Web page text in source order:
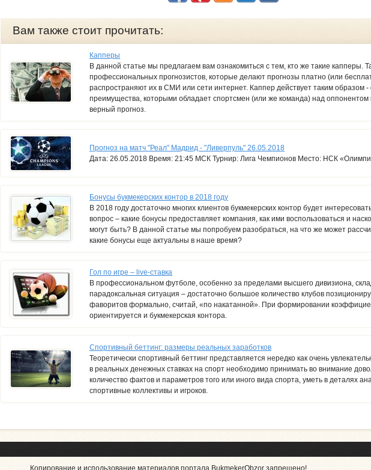
Вам также стоит прочитать:
Капперы
В данной статье мы предлагаем вам ознакомиться с тем, кто же такие капперы.
профессиональных прогнозистов, которые делают прогнозы платно (или
распространяют их в СМИ или сети интернет. Каппер действует таким образом -
преимущества, которыми обладает спортсмен (или же команда) над оппонентом
верный прогноз.
Прогноз на матч "Реал" Мадрид - "Ливерпуль" 26.05.2018
Дата: 26.05.2018 Время: 21:45 МСК Турнир: Лига Чемпионов Место: НСК
Бонусы букмекерских контор в 2018 году
В 2018 году достаточно многих клиентов букмекерских контор будет
вопрос – какие бонусы предоставляет компания, как ими воспользоваться и
могут быть? В данной статье мы попробуем разобраться, на что же может
какие бонусы еще актуальны в наше время?
Гол по игре – live-ставка
В профессиональном футболе, особенно за пределами высшего дивизиона,
парадоксальная ситуация – достаточно большое количество клубов
фаворитов формально, считай, «по накатанной». При формировании
ориентируется и букмекерская контора.
Спортивный беттинг: размеры реальных заработков
Теоретически спортивный беттинг представляется нередко как очень
в реальных денежных ставках на спорт необходимо принимать во внимание
количество фактов и параметров того или иного вида спорта, уметь в деталях
спортивные коллективы и игроков.